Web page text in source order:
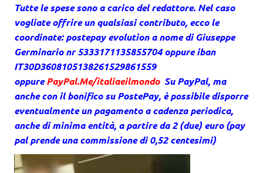
Tutte le spese sono a carico del redattore. Nel caso
vogliate offrire un qualsiasi contributo, ecco le
coordinate: postepay evolution a nome di Giuseppe
Germinario nr 5333171135855704 oppure iban
IT30D3608105138261529861559
oppure PayPal.Me/italiaeilmondo Su PayPal, ma
anche con il bonifico su PostePay, è possibile disporre
eventualmente un pagamento a cadenza periodica,
anche di minima entità, a partire da 2 (due) euro (pay
pal prende una commissione di 0,52 centesimi)